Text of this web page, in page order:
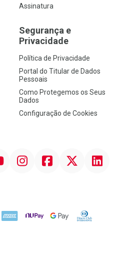
Assinatura
Segurança e
Privacidade
Política de Privacidade
Portal do Titular de Dados
Pessoais
Como Protegemos os Seus
Dados
Configuração de Cookies
InstagramFacebook Linkedin
AMEX NuPay Google PayDiners Club